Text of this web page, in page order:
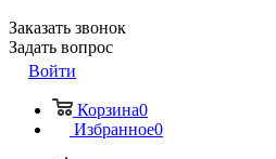
Заказать звонок
Задать вопрос
Войти
Корзина0
Избранное0